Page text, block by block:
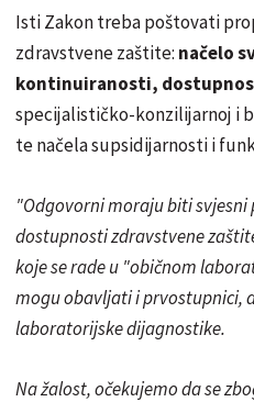
Isti Zakon treba poštovati
zdravstvene zaštite: načelo
kontinuiranosti,
specijalističko-konzilijarnoj i
te načela supsidijarnosti i
"Odgovorni moraju biti
dostupnosti zdravstvene
koje se rade u "običnom
mogu obavljati i prvostupnici,
laboratorijske dijagnostike.
Na žalost, očekujemo da se